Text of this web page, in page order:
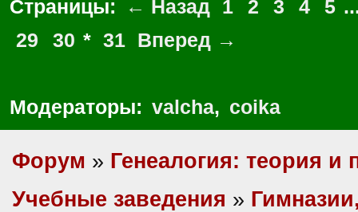
Страницы: ← Назад 1 2 3 4 5
29
30 * 31 Вперед →
Модераторы: valcha, coika
Форум » Генеалогия: теория и
Учебные заведения »